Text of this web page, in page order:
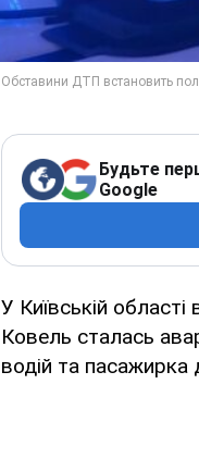
Будьте
Google
У Київській
Ковель сталась
водій та пасажирка